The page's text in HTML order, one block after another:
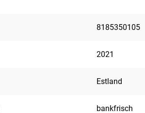
8185350105
2021
Estland
bankfrisch